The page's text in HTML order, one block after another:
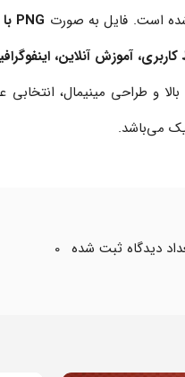
است. فایل به صورت PNG با پس‌زمینه شفاف
آموزش آنلاین،
و طراحی مینیمال، انتخابی
می‌باشد.
دیدگاه ثبت شده 0